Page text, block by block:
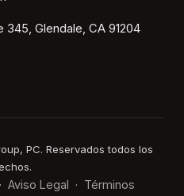
Glendale, CA 91204
PC. Reservados todos los
Aviso Legal · Términos